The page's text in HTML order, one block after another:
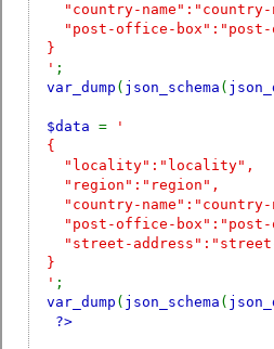
"country-name":"country-
"post-office-box":"post-
}
' ;
var_dump ( json_schema (
$data =
'
{
"locality":"locality",
"region":"region",
"country-name":"country-
"post-office-box":"post-
"street-address":"street-
}
' ;
var_dump ( json_schema (
?>